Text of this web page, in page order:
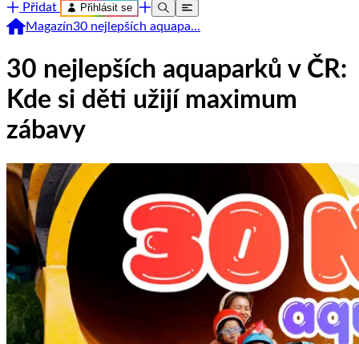
Přidat
Přihlásit se
Magazín30 nejlepších aquapa...
30 nejlepších aquaparků v ČR:
Kde si děti užijí maximum
zábavy